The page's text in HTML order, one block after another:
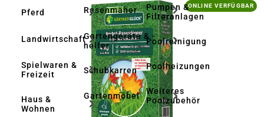
Pferd
Landwirtschaft
Spielwaren &
Freizeit
Haus &
Wohnen
Rasenmäher
Gartengeräte & -
helfer
Schubkarren
Gartenmöbel
Pumpen &
Filteranlagen
Poolreinigung
Poolheizungen
Weiteres
Poolzubehör
Bildergalerie überspringen ONLINE VERFÜGBAR